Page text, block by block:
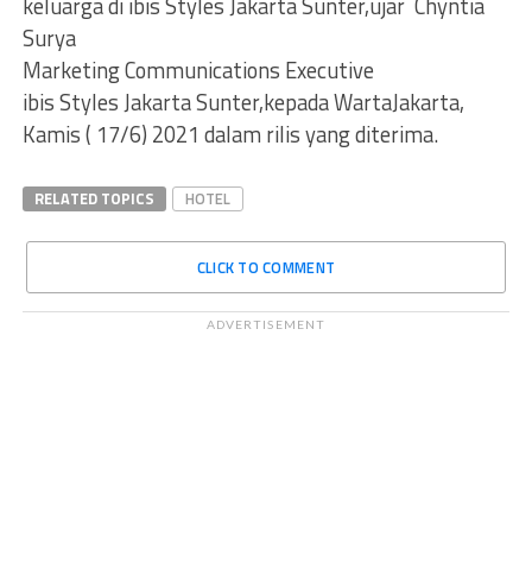
Surya
Marketing Communications Executive
ibis Styles Jakarta Sunter,kepada WartaJakarta,
Kamis ( 17/6) 2021 dalam rilis yang diterima.
RELATED TOPICS HOTEL
CLICK TO COMMENT
ADVERTISEMENT